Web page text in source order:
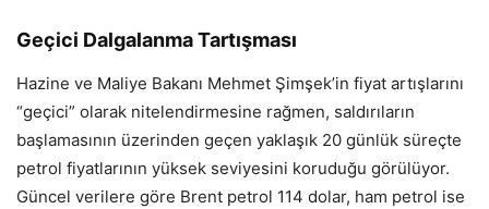
Geçici Dalgalanma Tartışması
Hazine ve Maliye Bakanı Mehmet Şimşek’in fiyat artışlarını
“geçici” olarak nitelendirmesine rağmen, saldırıların
başlamasının üzerinden geçen yaklaşık 20 günlük süreçte
petrol fiyatlarının yüksek seviyesini koruduğu görülüyor.
Güncel verilere göre Brent petrol 114 dolar, ham petrol ise